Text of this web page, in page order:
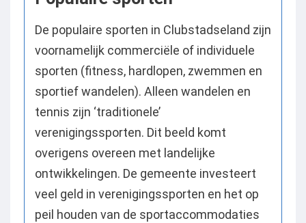
De populaire sporten in Clubstadseland zijn
voornamelijk commerciële of individuele
sporten (fitness, hardlopen, zwemmen en
sportief wandelen). Alleen wandelen en
tennis zijn ‘traditionele’
verenigingssporten. Dit beeld komt
overigens overeen met landelijke
ontwikkelingen. De gemeente investeert
veel geld in verenigingssporten en het op
peil houden van de sportaccommodaties